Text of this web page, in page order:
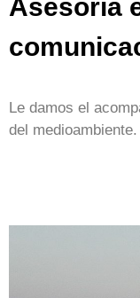
Asesoría
Le damos el
del medioambiente.